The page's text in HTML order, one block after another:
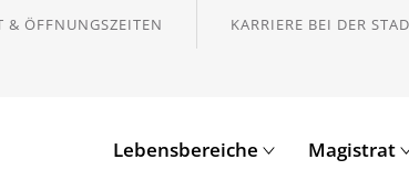
& ÖFFNUNGSZEITEN KARRIERE BEI DER
Lebensbereiche Magistrat